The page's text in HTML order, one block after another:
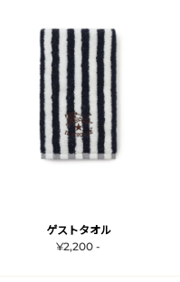
ゲストタオル
¥2,200 -